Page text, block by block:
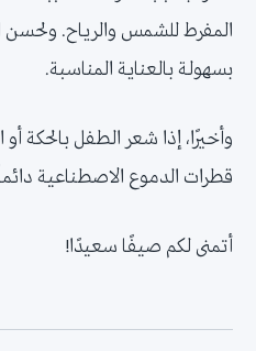
المفرط للشمس والرياح. ولحسن
بسهولة بالعناية المناسبة.
وأخيرًا، إذا شعر الطفل بالحكة
قطرات الدموع الاصطناعية
أتمنى لكم صيفًا سعيدًا!